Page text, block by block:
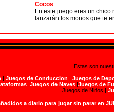
Cocos
En este juego eres un
lanzarán los monos que te
Estas son
| Juegos de Conduccion | Juegos de
|Juegos de Naves|Juegos de
Juegos de Niños |
a diario para jugar sin parar en